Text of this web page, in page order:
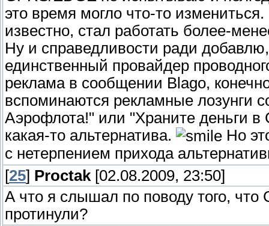
это время могло что-то
известно, стал работать более-
Ну и справедливости ради
единственный провайдер
реклама в сообщении Blago,
вспоминаются рекламные лозунги
Аэрофлота!" или "Храните деньги в
какая-то альтернатива.
Но
с нетерпением прихода
[25] Proctak [02.08.2009, 23:50]
А что я слышал по поводу того, что
протинули?